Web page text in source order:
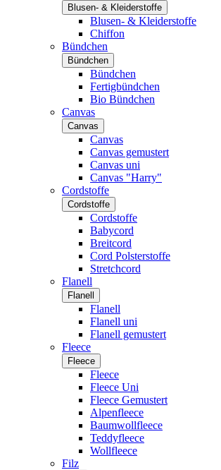
Blusen- & Kleiderstoffe
Blusen- & Kleiderstoffe
Chiffon
Bündchen
Bündchen
Bündchen
Fertigbündchen
Bio Bündchen
Canvas
Canvas
Canvas
Canvas gemustert
Canvas uni
Canvas "Harry"
Cordstoffe
Cordstoffe
Cordstoffe
Babycord
Breitcord
Cord Polsterstoffe
Stretchcord
Flanell
Flanell
Flanell
Flanell uni
Flanell gemustert
Fleece
Fleece
Fleece
Fleece Uni
Fleece Gemustert
Alpenfleece
Baumwollfleece
Teddyfleece
Wollfleece
Filz